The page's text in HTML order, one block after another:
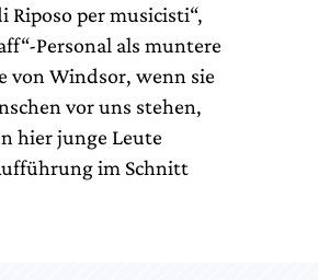
Riposo per musicisti“,
Personal als muntere
von Windsor, wenn sie
vor uns stehen,
hier junge Leute
im Schnitt